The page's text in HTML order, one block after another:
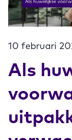
10 februari
Als